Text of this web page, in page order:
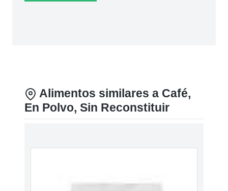
Alimentos similares a Café,
En Polvo, Sin Reconstituir